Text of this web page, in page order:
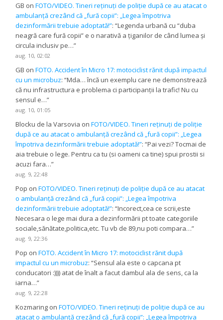
GB onFOTO/VIDEO. Tineri reținuți de poliție după ce au atacat o
ambulanță crezând că „fură copii”: „Legea împotriva
dezinformării trebuie adoptată!”: “Legenda urbană cu “duba
neagră care fură copii” e o narativă a țiganilor de când lumea și
circula inclusiv pe…”
aug. 10, 02:02
GB onFOTO. Accident în Micro 17: motociclist rănit după impactul
cu un microbuz: “Mda… încă un exemplu care ne demonstrează
că nu infrastructura e problema ci participanții la trafic! Nu cu
sensul e…”
aug. 10, 01:05
Blocku de la Varsovia onFOTO/VIDEO. Tineri reținuți de poliție
după ce au atacat o ambulanță crezând că „fură copii”: „Legea
împotriva dezinformării trebuie adoptată!”: “Pai vezi? Tocmai de
aia trebuie o lege. Pentru ca tu (si oameni ca tine) spui prostii si
acuzi fara…”
aug. 9, 22:48
Pop onFOTO/VIDEO. Tineri reținuți de poliție după ce au atacat
o ambulanță crezând că „fură copii”: „Legea împotriva
dezinformării trebuie adoptată!”: “Incorect,cea ce scrii,este
Necesara o lege mai dura a dezinformării pt toate categoriile
sociale,sănătate,politica,etc. Tu vb de 89,nu poti compara…”
aug. 9, 22:36
Pop onFOTO. Accident în Micro 17: motociclist rănit după
impactul cu un microbuz: “Sensul ala este o capcana pt
conducatori :)))) atat de înalt a facut dambul ala de sens, ca la
iarna…”
aug. 9, 22:28
Kozmaring onFOTO/VIDEO. Tineri reținuți de poliție după ce au
atacat o ambulanță crezând că „fură copii”: „Legea împotriva